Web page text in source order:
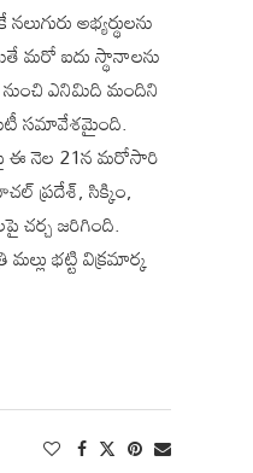
అభ్యర్థులను
మరో ఐదు స్థానాలను
నుంచి ఎనిమిది మందిని
సమావేశమైంది.
ఈ నెల 21న మరోసారి
ప్రదేశ్, సిక్కిం,
చర్చ జరిగింది.
భట్టి విక్రమార్క